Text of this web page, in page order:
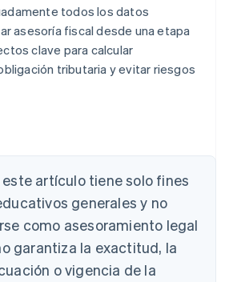
todos los datos
asesoría fiscal desde una etapa
clave para calcular
tributaria y evitar riesgos
artículo tiene solo fines
generales y no
como asesoramiento legal
garantiza la exactitud, la
o vigencia de la